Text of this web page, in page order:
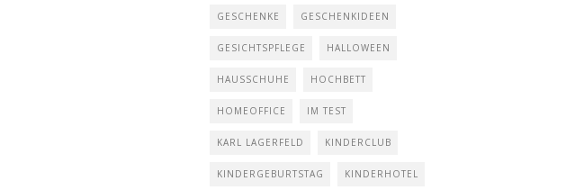
GESCHENKE GESCHENKIDEEN
GESICHTSPFLEGE HALLOWEEN
HAUSSCHUHE HOCHBETT
HOMEOFFICE IM TEST
KARL LAGERFELD KINDERCLUB
KINDERGEBURTSTAG KINDERHOTEL